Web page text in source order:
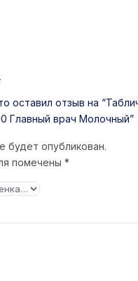
оставил отзыв на
Главный врач Молочный”
будет опубликован.
помечены *